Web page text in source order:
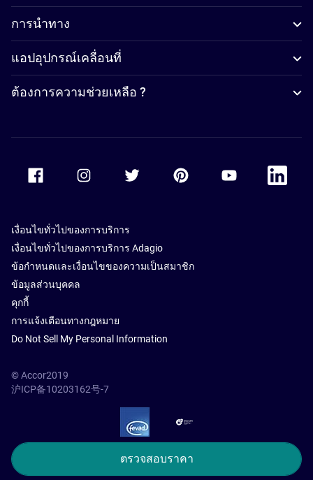
ตรวจสอบราคา
การนำทาง
แอปอุปกรณ์เคลื่อนที่
ต้องการความช่วยเหลือ ?
Accor Facebook Accor TwitterAccor PinterestAccor Youtube
Accor
เงื่อนไขทั่วไปของการบริการ
เงื่อนไขทั่วไปของการบริการ Adagio
ข้อกำหนดและเงื่อนไขของความเป็นสมาชิก
ข้อมูลส่วนบุคคล
คุกกี้
การแจ้งเตือนทางกฎหมาย
Do Not Sell My Personal Information
© Accor2019
沪ICP备10203162号-7